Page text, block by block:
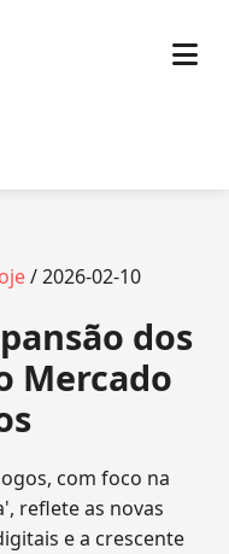
/ 2026-02-10
dos
Mercado
com foco na
reflete as novas
e a crescente